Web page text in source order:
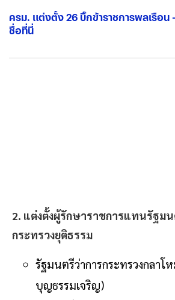
ครม. แต่งตั้ง 26 บิ๊กข้าราชการพลเรือน
ชื่อที่นี่
2. แต่งตั้งผู้รักษาราชการแทนรัฐมน
กระทรวงยุติธรรม
รัฐมนตรีว่าการกระทรวงกลา
บุญธรรมเจริญ)